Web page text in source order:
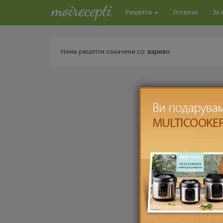
Рецепти Готвачи За
Нема рецепти означени со: вариво